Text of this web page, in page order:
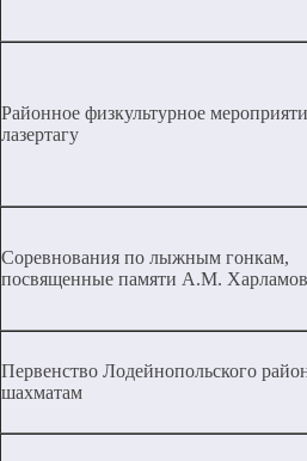
Районное физкультурное
лазертагу
Соревнования по лыжным гонкам,
посвященные памяти А.М.
Первенство Лодейнопольского
шахматам